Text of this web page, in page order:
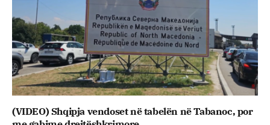
(VIDEO) Shqipja vendoset në tabelën në Tabanoc, por